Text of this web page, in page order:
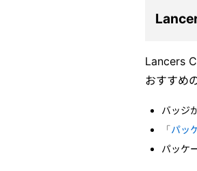
Lancers
おすすめ
バッジ
「パッ
パッケ